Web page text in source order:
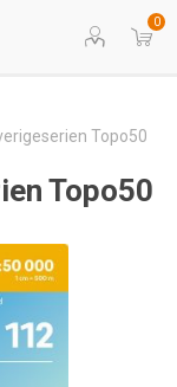
0
Topo50
Topo50